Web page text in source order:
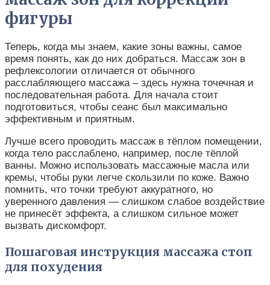
фигуры
Теперь, когда мы знаем, какие зоны важны, самое
время понять, как до них добраться. Массаж зон в
рефлексологии отличается от обычного
расслабляющего массажа – здесь нужна точечная и
последовательная работа. Для начала стоит
подготовиться, чтобы сеанс был максимально
эффективным и приятным.
Лучше всего проводить массаж в тёплом помещении,
когда тело расслаблено, например, после тёплой
ванны. Можно использовать массажные масла или
кремы, чтобы руки легче скользили по коже. Важно
помнить, что точки требуют аккуратного, но
уверенного давления — слишком слабое воздействие
не принесёт эффекта, а слишком сильное может
вызвать дискомфорт.
Пошаговая инструкция массажа стоп
для похудения